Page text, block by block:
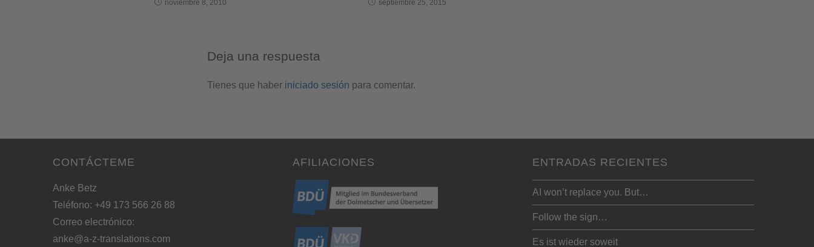
noviembre 8, 2010 septiembre 25, 2015
Deja una respuesta
Tienes que haber iniciado sesión para comentar.
CONTÁCTEME
Anke Betz
Teléfono: +49 173 566 26 88
Correo electrónico:
anke@a-z-translations.com
AFILIACIONES ENTRADAS RECIENTES
AI won’t replace you. But…
Follow the sign…
Es ist wieder soweit